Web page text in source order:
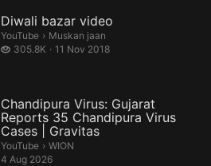
Diwali bazar video
YouTube › Muskan jaan.
Muskan jaan
305.8K
305.8 thousand views
11 Nov 2018
Chandipura Virus: Gujarat
Reports 35 Chandipura Virus
Cases | Gravitas
YouTube › WION.
WION
4 Aug 2026